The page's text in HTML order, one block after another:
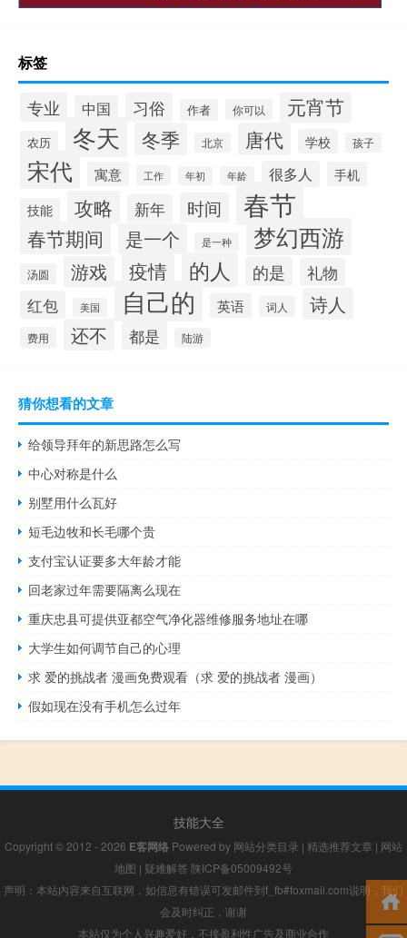
标签
专业 中国 习俗 作者 你可以 元宵节
农历 冬天 冬季 北京 唐代 学校 孩子
宋代 寓意 工作 年初 年龄 很多人 手机
技能 攻略 新年 时间 春节
春节期间 是一个 是一种 梦幻西游
汤圆 游戏 疫情 的人 的是
礼物
红包
美国 自己的 英语 词人 诗人
费用 还不 都是 陆游
猜你想看的文章
给领导拜年的新思路怎么写
中心对称是什么
别墅用什么瓦好
短毛边牧和长毛哪个贵
支付宝认证要多大年龄才能
回老家过年需要隔离么现在
重庆忠县可提供亚都空气净化器维修服务地址在哪
大学生如何调节自己的心理
求 爱的挑战者 漫画免费观看（求 爱的挑战者 漫画）
假如现在没有手机怎么过年
技能大全
Copyright © 2012 - 2026 E客网络 Powered by 网站分类目录 | 精选推荐文章 | 网站
地图 | 疑难解答 陕ICP备05009492号
声明：本站内容来自互联网，如信息有错误可发邮件到f_fb#foxmail.com说明，我们
会及时纠正，谢谢
本站仅为个人兴趣爱好，不接盈利性广告及商业合作